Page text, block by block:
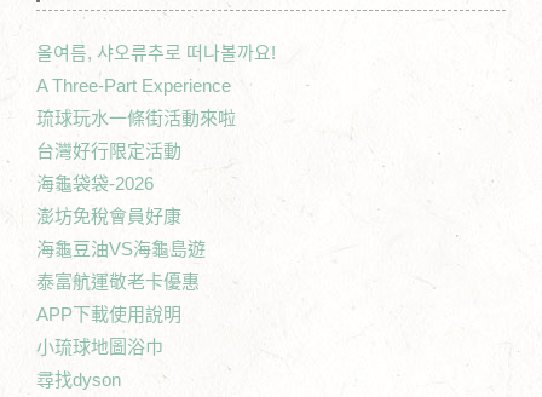
올여름, 샤오류추로 떠나볼까요!
A Three-Part Experience
琉球玩水一條街活動來啦
台灣好行限定活動
海龜袋袋-2026
澎坊免稅會員好康
海龜豆油VS海龜島遊
泰富航運敬老卡優惠
APP下載使用說明
小琉球地圖浴巾
尋找dyson